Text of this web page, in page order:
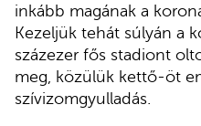
inkább magának a
Kezeljük tehát súlyán a
százezer fős stadiont
meg, közülük kettő-öt
szívizomgyulladás.